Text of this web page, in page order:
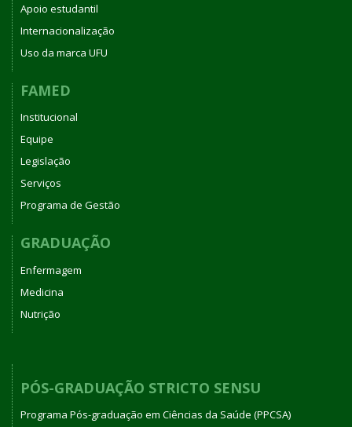
Apoio estudantil
Internacionalização
Uso da marca UFU
FAMED
Institucional
Equipe
Legislação
Serviços
Programa de Gestão
GRADUAÇÃO
Enfermagem
Medicina
Nutrição
PÓS-GRADUAÇÃO STRICTO SENSU
Programa Pós-graduação em Ciências da Saúde (PPCSA)